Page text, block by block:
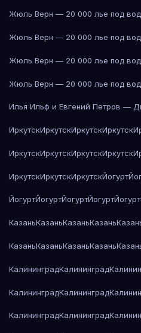
Жюль Верн — 20 000 лье под
Жюль Верн — 20 000 лье под
Жюль Верн — 20 000 лье под
Жюль Верн — 20 000 лье под
Илья Ильф и Евгений Петров —
ИркутскИркутскИркутскИркутск
ИркутскИркутскИркутскИркутск
ИркутскИркутскИркутскЙогурт
ЙогуртЙогуртЙогуртЙогуртЙогурт
КазаньКазаньКазаньКазань
КазаньКазаньКазаньКазань
КалининградКалининград
КалининградКалининград
КалининградКалининград